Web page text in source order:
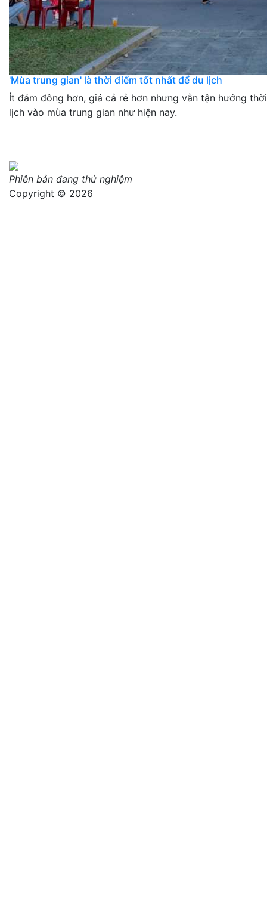
'Mùa trung gian' là thời điểm tốt nhất để du lịch
Ít đám đông hơn, giá cả rẻ hơn nhưng vẫn tận hưởng
lịch vào mùa trung gian như hiện nay.
Phiên bản đang thử nghiệm
Copyright © 2026